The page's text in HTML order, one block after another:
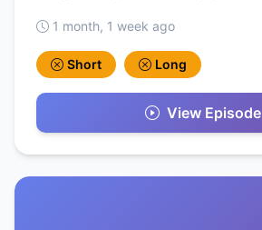
1 month, 1 week ago
Short Long
View Episode